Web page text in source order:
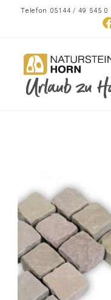
Telefon 05144 / 49 545